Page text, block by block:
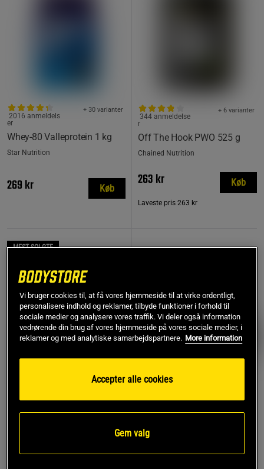
Whey-80 Valleprotein 1 kg
+ 30 varianter
2016 anmeldels
er
Star Nutrition
269 kr Køb
Off The Hook PWO 525 g
+ 6 varianter
344 anmeldelse
r
Chained Nutrition
263 kr
Laveste pris 263 kr
Køb
MEST SOLGTE
17 anmeldelser
Star Nutrition Gear
Vi bruger cookies til, at få vores hjemmeside til at virke ordentligt,
personalisere indhold og reklamer, tilbyde funktioner i forhold til
sociale medier og analysere vores traffik. Vi deler også information
vedrørende din brug af vores hjemmeside på vores sociale medier, i
reklamer og med analytiske samarbejdspartnere. More information
Accepter alle cookies
Gem valg